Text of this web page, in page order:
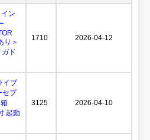
イン
り＞
ガド
1710 2026-04-12
イブ
セプ
起動
3125 2026-04-10